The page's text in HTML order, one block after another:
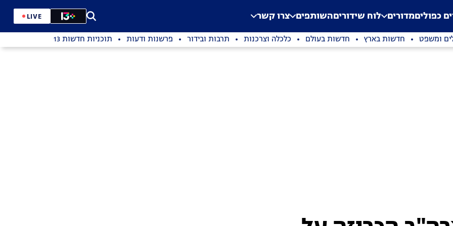
Application error: a
. כפוליםמדורים לוח שידוריםהשותפים צרו קשר LIVE
ומשפט חדשות בארץ חדשות בעולם כלכלה וצרכנות תרבות ובידור פרשנות ודעות תוכניות חדשות 13